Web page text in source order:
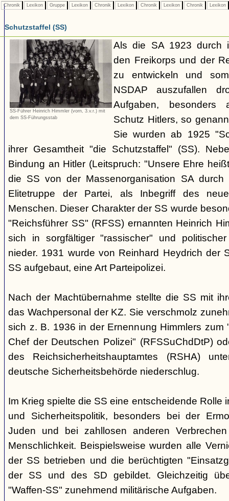
Chronik Lexikon Gruppe Lexikon Chronik Lexikon Chronik Lexikon Chronik Lexikon
Schutzstaffel (SS)
SS-Führer Heinrich Himmler (vorn, 3.v.r.) mit
dem SS-Führungsstab
Als die SA 1923 durch
den Freikorps und der
zu entwickeln und
NSDAP auszufallen
Aufgaben, besonders
Schutz Hitlers, so
Sie wurden ab 1925
ihrer Gesamtheit "die Schutzstaffel" (SS).
Bindung an Hitler (Leitspruch: "Unsere Ehre
die SS von der Massenorganisation SA durch
Elitetruppe der Partei, als Inbegriff des
Menschen. Dieser Charakter der SS wurde
"Reichsführer SS" (RFSS) ernannten Heinrich
sich in sorgfältiger "rassischer" und
nieder. 1931 wurde von Reinhard Heydrich der
SS aufgebaut, eine Art Parteipolizei.
Nach der Machtübernahme stellte die SS mit
das Wachpersonal der KZ. Sie verschmolz
sich z. B. 1936 in der Ernennung Himmlers zum
Chef der Deutschen Polizei" (RFSSuChdDtP)
des Reichsicherheitshauptamtes (RSHA)
deutsche Sicherheitsbehörde niederschlug.
Im Krieg spielte die SS eine entscheidende Rolle
und Sicherheitspolitik, besonders bei der
Juden und bei zahllosen anderen
Menschlichkeit. Beispielsweise wurden alle
der SS betrieben und die berüchtigten
der SS und des SD gebildet. Gleichzeitig
"Waffen-SS" zunehmend militärische Aufgaben.